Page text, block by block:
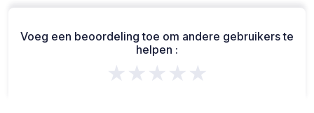
Voeg een beoordeling toe om andere gebruikers te
helpen :
★★★★★